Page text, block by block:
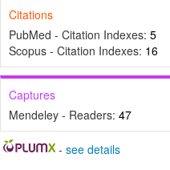
Citations
PubMed - Citation Indexes: 5
Scopus - Citation Indexes: 16
Captures
Mendeley - Readers: 47
-see details